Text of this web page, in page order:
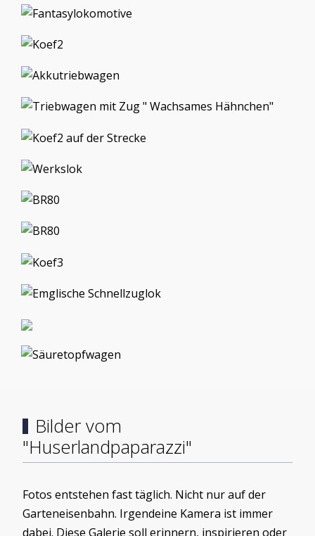
Bilder vom
"Huserlandpaparazzi"
Fotos entstehen fast täglich. Nicht nur auf der
Garteneisenbahn. Irgendeine Kamera ist immer
dabei. Diese Galerie soll erinnern, inspirieren oder